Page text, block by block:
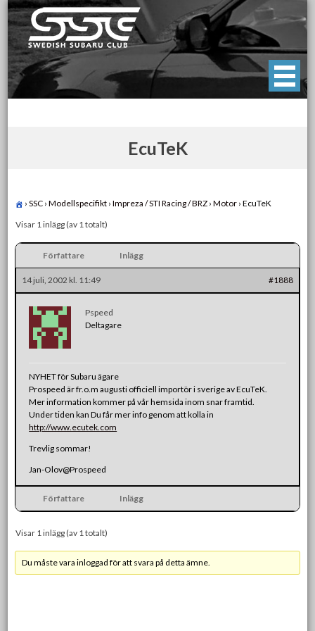
Skip
to
content
Swedish Subaru Club
För oss som älskar Subaru!
EcuTeK
› SSC › Modellspecifikt › Impreza / STI Racing / BRZ › Motor › EcuTeK
Visar 1 inlägg (av 1 totalt)
Författare Inlägg
14 juli, 2002 kl. 11:49 #1888
Pspeed
Deltagare
NYHET för Subaru ägare
Prospeed är fr.o.m augusti officiell importör i sverige av EcuTeK.
Mer information kommer på vår hemsida inom snar framtid.
Under tiden kan Du får mer info genom att kolla in
http://www.ecutek.com
Trevlig sommar!
Jan-Olov@Prospeed
Författare Inlägg
Visar 1 inlägg (av 1 totalt)
Du måste vara inloggad för att svara på detta ämne.